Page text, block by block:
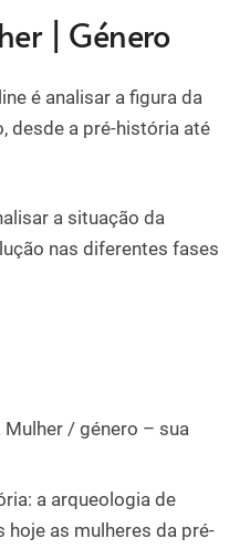
| Género
é analisar a figura da
desde a pré-história até
a situação da
nas diferentes fases
/ género – sua
a arqueologia de
hoje as mulheres da pré-